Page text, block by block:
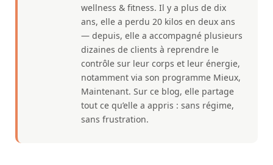
wellness & fitness. Il y a plus de dix
ans, elle a perdu 20 kilos en deux ans
— depuis, elle a accompagné plusieurs
dizaines de clients à reprendre le
contrôle sur leur corps et leur énergie,
notamment via son programme Mieux,
Maintenant. Sur ce blog, elle partage
tout ce qu’elle a appris : sans régime,
sans frustration.